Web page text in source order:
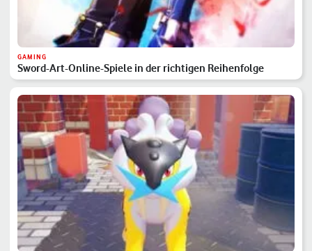
GAMING
Sword-Art-Online-Spiele in der richtigen Reihenfolge